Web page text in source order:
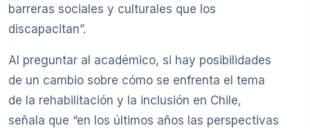
barreras sociales y culturales que los
discapacitan”.
Al preguntar al académico, si hay posibilidades
de un cambio sobre cómo se enfrenta el tema
de la rehabilitación y la inclusión en Chile,
señala que “en los últimos años las perspectivas